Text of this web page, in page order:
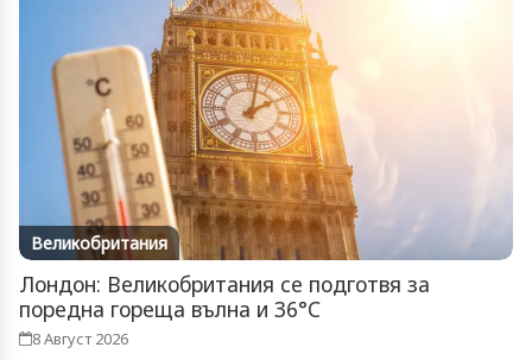
Великобритания
Лондон: Великобритания се подготвя за
поредна гореща вълна и 36°C
8 Август 2026